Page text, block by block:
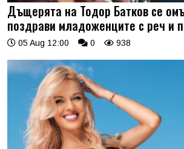
Дъщерята на Тодор Батков се
поздрави младоженците с реч и
05 Aug 12:00 0 938